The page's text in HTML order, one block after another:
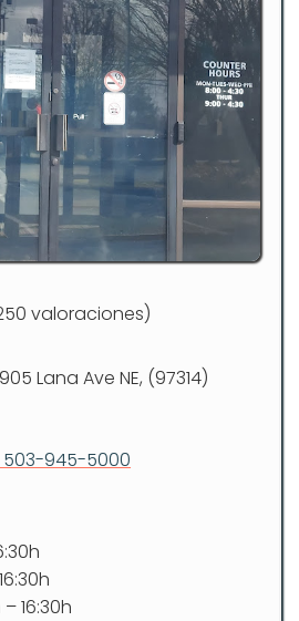
valoraciones)
Lana Ave NE, (97314)
503-945-5000
16:30h